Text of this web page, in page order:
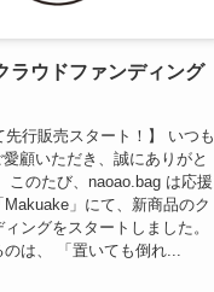
ラウドファンディング
先行販売スタート！】 いつも
顧いただき、誠にありがと
このたび、naoao.bag は応援
」にて、新商品のク
ングをスタートしました。
は、 「置いても倒れ...